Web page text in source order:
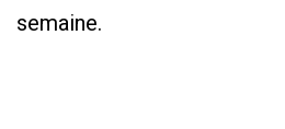
semaine.